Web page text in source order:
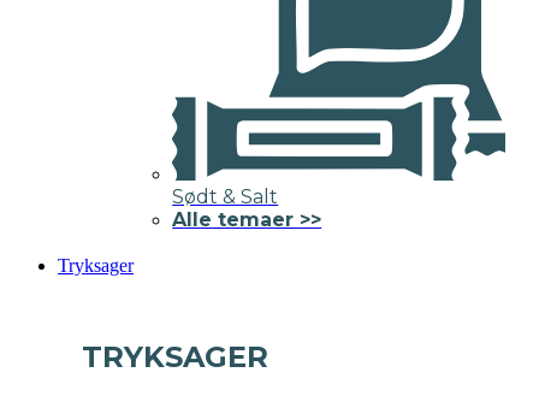
Sødt & Salt
Alle temaer >>
Tryksager
TRYKSAGER